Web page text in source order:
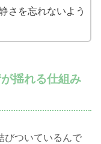
さを忘れないよう
揺れる仕組み
びついているんで